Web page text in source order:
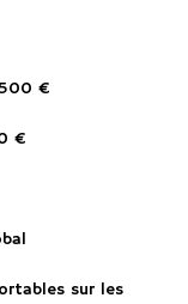
€
€
sur les